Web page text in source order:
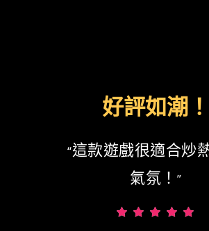
好評如潮！
“這款遊戲很適合炒
氣氛！ ”